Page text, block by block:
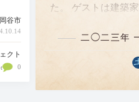
岡谷市
クト
0
た。 ゲストは建築
らプロダクション
が、ゲストから仕
「もの語り」を引
二◯二三年